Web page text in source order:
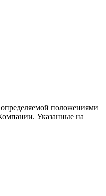
положениями
Указанные на